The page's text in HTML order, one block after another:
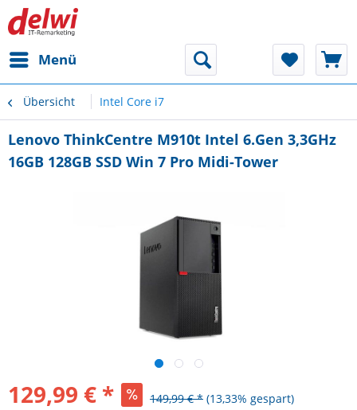
Menü
Übersicht Intel Core i7
Lenovo ThinkCentre M910t Intel 6.Gen 3,3GHz
16GB 128GB SSD Win 7 Pro Midi-Tower
129,99 € * 149,99 € * (13,33% gespart)